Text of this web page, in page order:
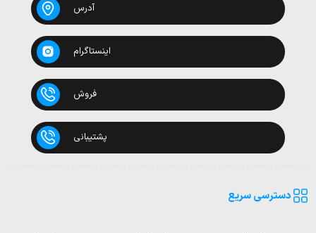
آدرس
اینستاگرام
فروش
پشتیبانی
دسترسی سریع